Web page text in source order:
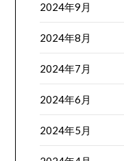
2024年9月
2024年8月
2024年7月
2024年6月
2024年5月